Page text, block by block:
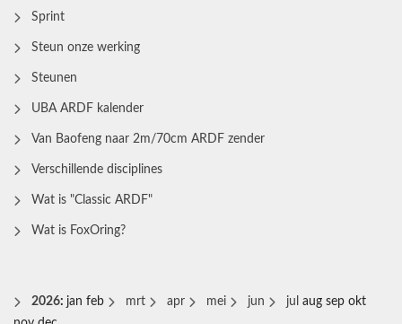
Sprint
Steun onze werking
Steunen
UBA ARDF kalender
Van Baofeng naar 2m/70cm ARDF zender
Verschillende disciplines
Wat is "Classic ARDF"
Wat is FoxOring?
2026: jan feb mrt apr mei jun jul aug sep okt